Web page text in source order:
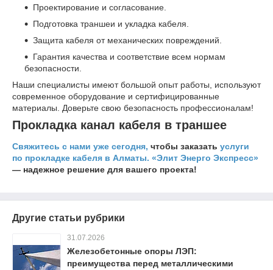
Проектирование и согласование.
Подготовка траншеи и укладка кабеля.
Защита кабеля от механических повреждений.
Гарантия качества и соответствие всем нормам
безопасности.
Наши специалисты имеют большой опыт работы, используют
современное оборудование и сертифицированные
материалы. Доверьте свою безопасность профессионалам!
Прокладка канал кабеля в траншее
Свяжитесь с нами уже сегодня, чтобы заказать услуги
по прокладке кабеля в Алматы. «Элит Энерго Экспресс»
— надежное решение для вашего проекта!
Другие статьи рубрики
31.07.2026
Железобетонные опоры ЛЭП:
преимущества перед металлическими